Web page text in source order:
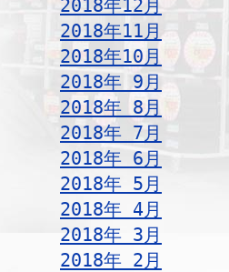
2018年12月
2018年11月
2018年10月
2018年 9月
2018年 8月
2018年 7月
2018年 6月
2018年 5月
2018年 4月
2018年 3月
2018年 2月